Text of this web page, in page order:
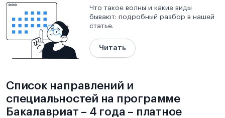
Что такое волны и какие виды
бывают: подробный разбор в нашей
статье.
Читать
Список направлений и
специальностей на программе
Бакалавриат – 4 года – платное